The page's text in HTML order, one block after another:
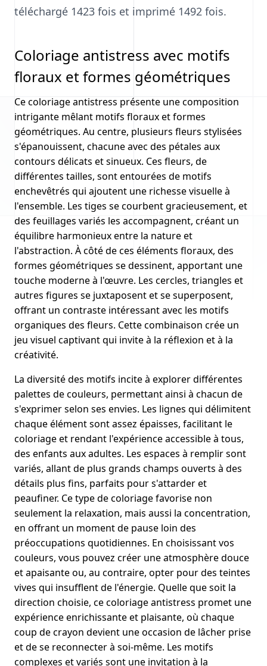
téléchargé 1423 fois et imprimé 1492 fois.
Coloriage antistress avec motifs
floraux et formes géométriques
Ce coloriage antistress présente une composition
intrigante mêlant motifs floraux et formes
géométriques. Au centre, plusieurs fleurs stylisées
s'épanouissent, chacune avec des pétales aux
contours délicats et sinueux. Ces fleurs, de
différentes tailles, sont entourées de motifs
enchevêtrés qui ajoutent une richesse visuelle à
l'ensemble. Les tiges se courbent gracieusement, et
des feuillages variés les accompagnent, créant un
équilibre harmonieux entre la nature et
l'abstraction. À côté de ces éléments floraux, des
formes géométriques se dessinent, apportant une
touche moderne à l'œuvre. Les cercles, triangles et
autres figures se juxtaposent et se superposent,
offrant un contraste intéressant avec les motifs
organiques des fleurs. Cette combinaison crée un
jeu visuel captivant qui invite à la réflexion et à la
créativité.
La diversité des motifs incite à explorer différentes
palettes de couleurs, permettant ainsi à chacun de
s'exprimer selon ses envies. Les lignes qui délimitent
chaque élément sont assez épaisses, facilitant le
coloriage et rendant l'expérience accessible à tous,
des enfants aux adultes. Les espaces à remplir sont
variés, allant de plus grands champs ouverts à des
détails plus fins, parfaits pour s'attarder et
peaufiner. Ce type de coloriage favorise non
seulement la relaxation, mais aussi la concentration,
en offrant un moment de pause loin des
préoccupations quotidiennes. En choisissant vos
couleurs, vous pouvez créer une atmosphère douce
et apaisante ou, au contraire, opter pour des teintes
vives qui insufflent de l'énergie. Quelle que soit la
direction choisie, ce coloriage antistress promet une
expérience enrichissante et plaisante, où chaque
coup de crayon devient une occasion de lâcher prise
et de se reconnecter à soi-même. Les motifs
complexes et variés sont une invitation à la